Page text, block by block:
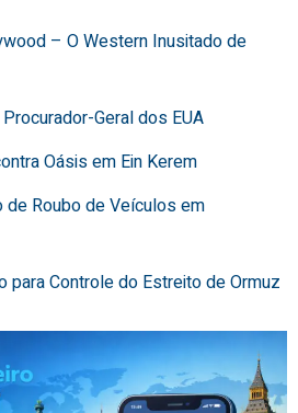
– O Western Inusitado de
Geral dos EUA
Oásis em Ein Kerem
Roubo de Veículos em
para Controle do Estreito de Ormuz